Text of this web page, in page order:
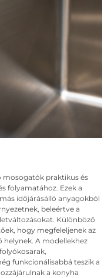
praktikus és
folyamatához. Ezek a
időjárásálló anyagokból
beleértve a
Különböző
hogy megfeleljenek az
helynek. A modellekhez
funkcionálisabbá teszik a
a konyha